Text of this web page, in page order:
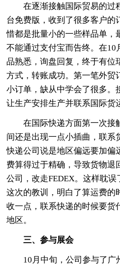
在逐渐接触国际贸易的过
台免费版，收到了很多客户的
惜都是批量小的一些样品单，
不能通过支付宝而告终。在
品熟悉，询盘回复，终于有位
方式，转账成功。第一笔外贸
小订单，缺从中学会了很多。
让生产安排生产并联系国际货
在国际快递方面第一次接触
间还是出现一点小插曲，联系
快递公司说是地区偏远要加偏
费算得过于精确，导致货物退
公司，改走FEDEX。这样耽
这次的教训，明白了算运费的
收一点，联系快递的时候要货
地区。
三、参与展会
10月中旬，公司参与了广